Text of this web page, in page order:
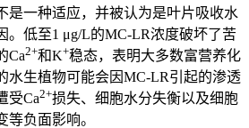
是一种适应，并被认为是叶片吸收水
。低至1 μg/L的MC-LR浓度破坏了苦
Ca2+和K+稳态，表明大多数富营养化
水生植物可能会因MC-LR引起的渗透
受Ca2+损失、细胞水分失衡以及细胞
等负面影响。